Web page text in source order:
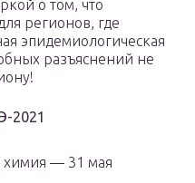
о том, что
регионов, где
эпидемиологическая
разъяснений не
2021
химия — 31 мая